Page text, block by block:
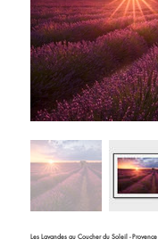
Les Lavandes au Coucher du Soleil - Provence